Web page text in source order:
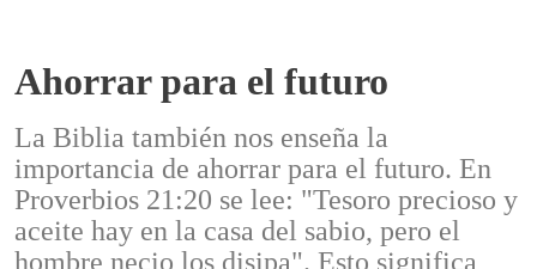
Ahorrar para el futuro
La Biblia también nos enseña la
importancia de ahorrar para el futuro. En
Proverbios 21:20 se lee: "Tesoro precioso y
aceite hay en la casa del sabio, pero el
hombre necio los disipa". Esto significa